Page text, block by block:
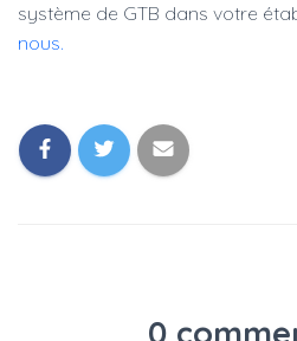
système de GTB dans votre
nous.
0